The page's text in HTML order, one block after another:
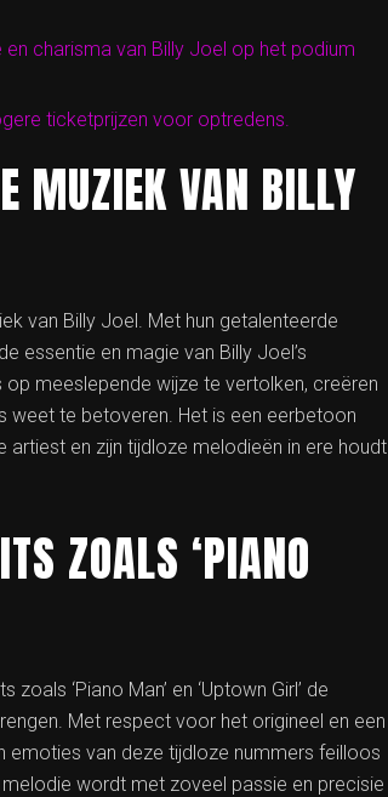
charisma van Billy Joel op het podium
ticketprijzen voor optredens.
MUZIEK VAN BILLY
van Billy Joel. Met hun getalenteerde
essentie en magie van Billy Joel’s
meeslepende wijze te vertolken, creëren
weet te betoveren. Het is een eerbetoon
en zijn tijdloze melodieën in ere houdt
ZOALS ‘PIANO
‘Piano Man’ en ‘Uptown Girl’ de
Met respect voor het origineel en een
emoties van deze tijdloze nummers feilloos
wordt met zoveel passie en precisie